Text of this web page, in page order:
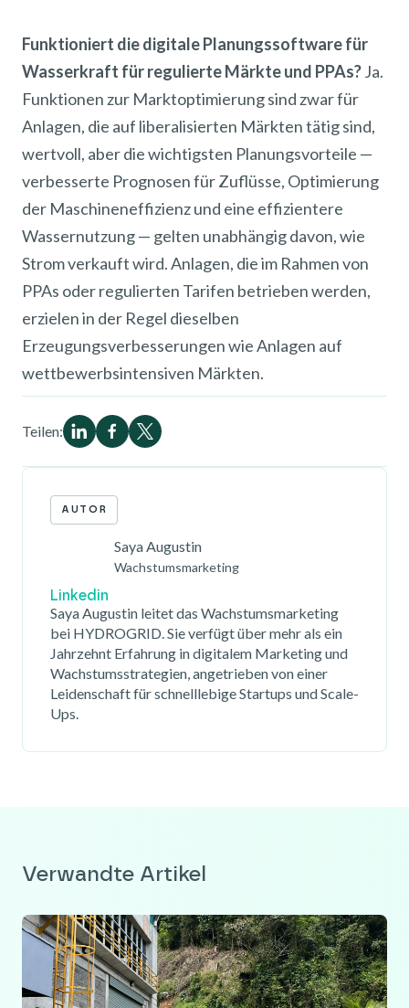
Funktioniert die digitale Planungssoftware für
Wasserkraft für regulierte Märkte und PPAs?Ja.
Funktionen zur Marktoptimierung sind zwar für
Anlagen, die auf liberalisierten Märkten tätig sind,
wertvoll, aber die wichtigsten Planungsvorteile —
verbesserte Prognosen für Zuflüsse, Optimierung
der Maschineneffizienz und eine effizientere
Wassernutzung — gelten unabhängig davon, wie
Strom verkauft wird. Anlagen, die im Rahmen von
PPAs oder regulierten Tarifen betrieben werden,
erzielen in der Regel dieselben
Erzeugungsverbesserungen wie Anlagen auf
wettbewerbsintensiven Märkten.
Teilen:
AUTOR
Saya Augustin
Wachstumsmarketing
Linkedin
Saya Augustin leitet das Wachstumsmarketing
bei HYDROGRID. Sie verfügt über mehr als ein
Jahrzehnt Erfahrung in digitalem Marketing und
Wachstumsstrategien, angetrieben von einer
Leidenschaft für schnelllebige Startups und Scale-
Ups.
Verwandte Artikel